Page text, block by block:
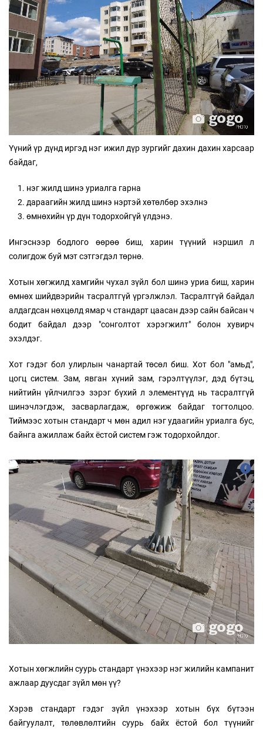
Үүний үр дүнд иргэд нэг ижил дүр зургийг дахин дахин харсаар
байдаг,
нэг жилд шинэ уриалга гарна
дараагийн жилд шинэ нэртэй хөтөлбөр эхэлнэ
өмнөхийн үр дүн тодорхойгүй үлдэнэ.
Ингэснээр бодлого өөрөө биш, харин түүний нэршил л
солигдож буй мэт сэтгэгдэл төрнө.
Хотын хөгжилд хамгийн чухал зүйл бол шинэ уриа биш, харин
өмнөх шийдвэрийн тасралтгүй үргэлжлэл. Тасралтгүй байдал
алдагдсан нөхцөлд ямар ч стандарт цаасан дээр сайн байсан ч
бодит байдал дээр "сонголтот хэрэгжилт" болон хувирч
эхэлдэг.
Хот гэдэг бол улирлын чанартай төсөл биш. Хот бол "амьд",
цогц систем. Зам, явган хүний зам, гэрэлтүүлэг, дэд бүтэц,
нийтийн үйлчилгээ зэрэг бүхий л элементүүд нь тасралтгүй
шинэчлэгдэж, засварлагдаж, өргөжиж байдаг тогтолцоо.
Тиймээс хотын стандарт ч мөн адил нэг удаагийн уриалга бус,
байнга ажиллаж байх ёстой систем гэж тодорхойлдог.
Хотын хөгжлийн суурь стандарт үнэхээр нэг жилийн кампанит
ажлаар дуусдаг зүйл мөн үү?
Хэрэв стандарт гэдэг зүйл үнэхээр хотын бүх бүтээн
байгуулалт, төлөвлөлтийн суурь байх ёстой бол түүнийг